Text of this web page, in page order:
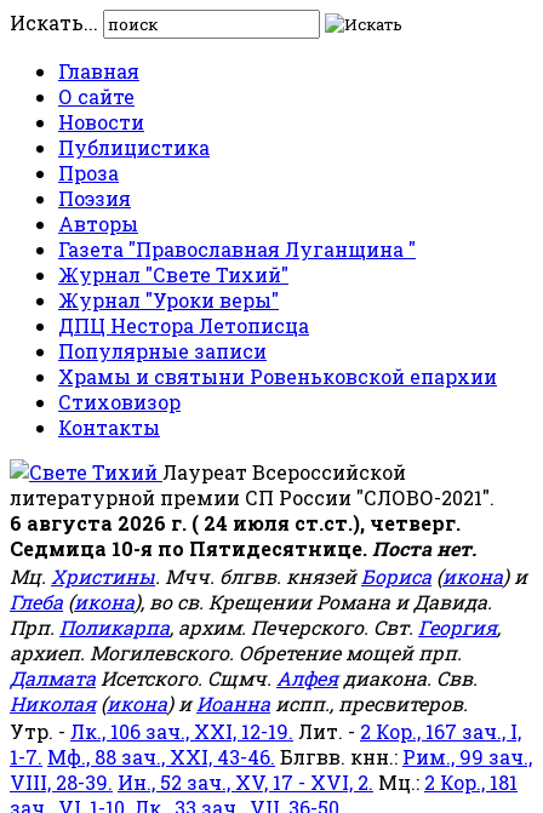
Искать...
Главная
О сайте
Новости
Публицистика
Проза
Поэзия
Авторы
Газета "Православная Луганщина "
Журнал "Свете Тихий"
Журнал "Уроки веры"
ДПЦ Нестора Летописца
Популярные записи
Храмы и святыни Ровеньковской епархии
Стиховизор
Контакты
Лауреат Всероссийской
литературной премии СП России "СЛОВО-2021".
6 августа 2026 г. ( 24 июля ст.ст.), четверг.
Седмица 10-я по Пятидесятнице. Поста нет.
Мц. Христины. Мчч. блгвв. князейБориса (икона) и
Глеба (икона), во св. Крещении Романа и Давида.
Прп. Поликарпа, архим. Печерского. Свт. Георгия,
архиеп. Могилевского. Обретение мощей прп.
Далмата Исетского. Сщмч. Алфеядиакона. Свв.
Николая(икона) иИоанна испп., пресвитеров.
Утр. - Лк., 106 зач., XXI, 12-19. Лит. - 2 Кор., 167 зач., I,
1-7. Мф., 88 зач., XXI, 43-46. Блгвв. кнн.: Рим., 99 зач.,
VIII, 28-39. Ин., 52 зач., XV, 17 - XVI, 2. Мц.: 2 Кор., 181
зач., VI, 1-10. Лк., 33 зач., VII, 36-50 .